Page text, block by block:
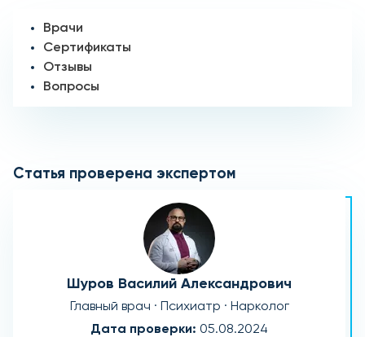
Врачи
Сертификаты
Отзывы
Вопросы
Статья проверена экспертом
Шуров Василий Александрович
Главный врач · Психиатр · Нарколог
Дата проверки: 05.08.2024